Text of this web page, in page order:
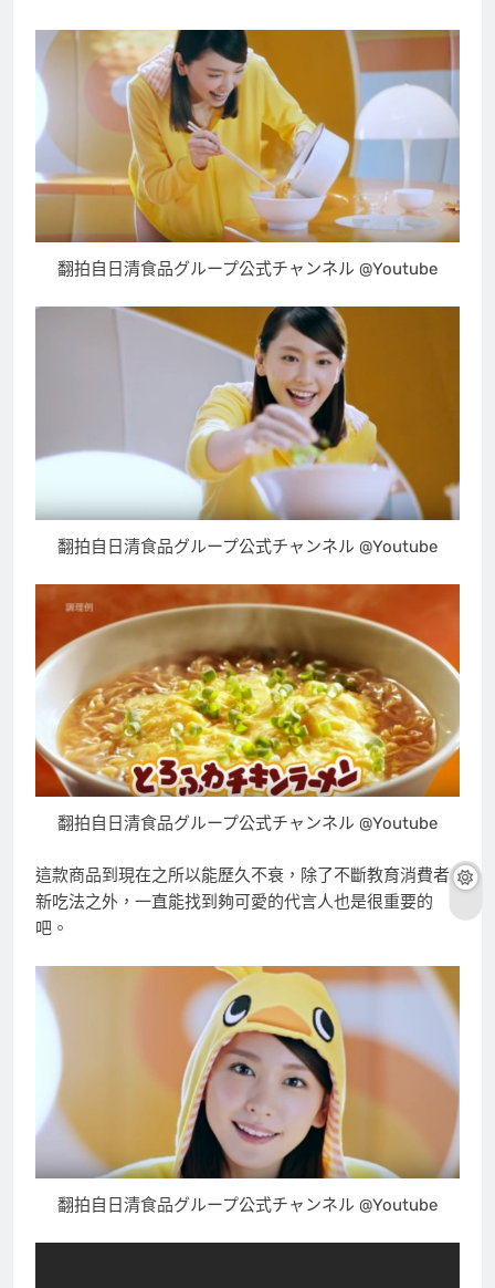
翻拍自日清食品グループ公式チャンネル @Youtube
翻拍自日清食品グループ公式チャンネル @Youtube
翻拍自日清食品グループ公式チャンネル @Youtube
這款商品到現在之所以能歷久不衰，除了不斷教育消費者
新吃法之外，一直能找到夠可愛的代言人也是很重要的
吧。
翻拍自日清食品グループ公式チャンネル @Youtube